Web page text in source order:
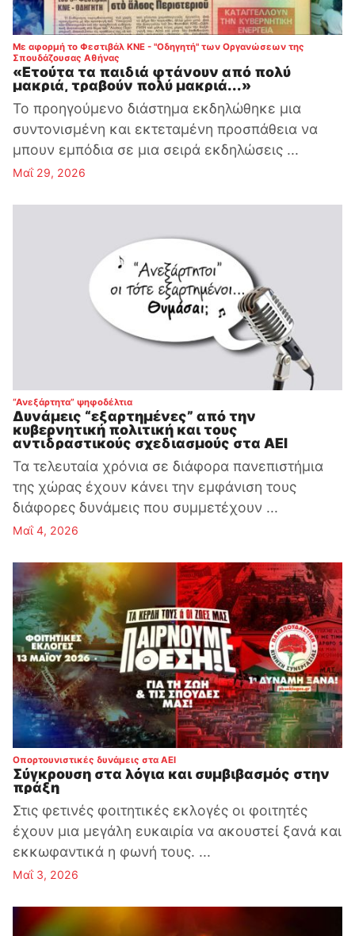
Με αφορμή το Φεστιβάλ ΚΝΕ - "Οδηγητή" των Οργανώσεων της
Σπουδάζουσας Αθήνας
«Ετούτα τα παιδιά φτάνουν από πολύ
μακριά, τραβούν πολύ μακριά...»
Το προηγούμενο διάστημα εκδηλώθηκε μια
συντονισμένη και εκτεταμένη προσπάθεια να
μπουν εμπόδια σε μια σειρά εκδηλώσεις ...
Μαΐ 29, 2026
“Ανεξάρτητα” ψηφοδέλτια:
Δυνάμεις “εξαρτημένες” από την
κυβερνητική πολιτική και τους
αντιδραστικούς σχεδιασμούς στα ΑΕΙ
Τα τελευταία χρόνια σε διάφορα πανεπιστήμια
της χώρας έχουν κάνει την εμφάνιση τους
διάφορες δυνάμεις που συμμετέχουν ...
Μαΐ 4, 2026
Οπορτουνιστικές δυνάμεις στα ΑΕΙ:
Σύγκρουση στα λόγια και συμβιβασμός στην
πράξη
Στις φετινές φοιτητικές εκλογές οι φοιτητές
έχουν μια μεγάλη ευκαιρία να ακουστεί ξανά και
εκκωφαντικά η φωνή τους. ...
Μαΐ 3, 2026